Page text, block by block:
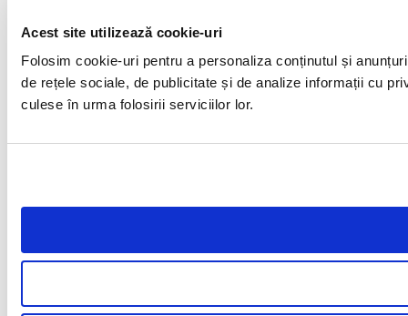
Acest site utilizează cookie-uri
Folosim cookie-uri pentru a personaliza conținutul și
de rețele sociale, de publicitate și de analize informații cu
culese în urma folosirii serviciilor lor.